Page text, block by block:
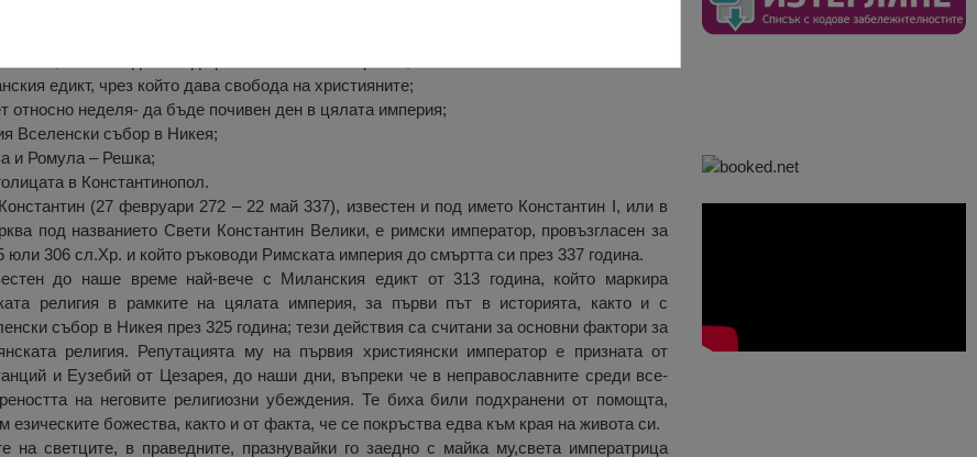
Велики от населеното място Решка го изобразява върху черен пиедестал, в чиято
които са довели до развитието на империята, а именно:
едикт, чрез който дава свобода на християните;
относно неделя- да бъде почивен ден в цялата империя;
Вселенски събор в Никея;
и Ромула – Решка;
в Константинопол.
(27 февруари 272 – 22 май 337), известен и под името Константин I, или в
под названието Свети Константин Велики, е римски император, провъзгласен за
юли 306 сл.Хр. и който ръководи Римската империя до смъртта си през 337 година.
до наше време най-вече с Миланския едикт от 313 година, който маркира
религия в рамките на цялата империя, за първи път в историята, както и с
събор в Никея през 325 година; тези действия са считани за основни фактори за
религия. Репутацията му на първия християнски император е призната от
и Еузебий от Цезарея, до наши дни, въпреки че в неправославните среди все-
на неговите религиозни убеждения. Те биха били подхранени от помощта,
езическите божества, както и от факта, че се покръства едва към края на живота си.
на светците, в праведните, празнувайки го заедно с майка му,света императрица